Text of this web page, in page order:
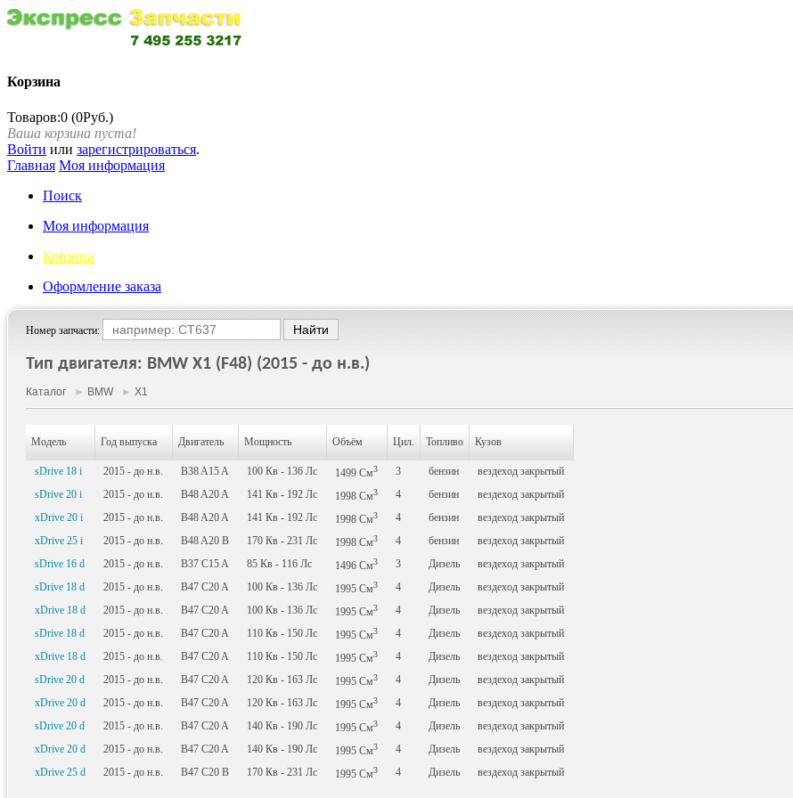
Корзина
Товаров:0 (0Руб.)
Ваша корзина пуста!
Войти или зарегистрироваться.
Главная Моя информация
Поиск
Моя информация
Корзина
Оформление заказа
Номер запчасти:
Тип двигателя: BMW X1 (F48) (2015 - до н.в.)
Каталог ► BMW ► X1
Модель Год выпуска Двигатель Мощность Объём Цил. Топливо Кузов
sDrive 18 i 2015 - до н.в. B38 A15 A 100 Кв - 136 Лс 1499 См3 3 бензин
вездеход закрытый
sDrive 20 i
2015 - до н.в. B48 A20 A 141 Кв - 192 Лс 1998 См3 4 бензин
вездеход закрытый
xDrive 20 i
2015 - до н.в. B48 A20 A 141 Кв - 192 Лс 1998 См3 4 бензин
вездеход закрытый
xDrive 25 i
2015 - до н.в. B48 A20 B 170 Кв - 231 Лс 1998 См3 4 бензин
вездеход закрытый
sDrive 16 d
2015 - до н.в. B37 C15 A 85 Кв - 116 Лс 1496 См3 3 Дизель
вездеход закрытый
sDrive 18 d
2015 - до н.в. B47 C20 A 100 Кв - 136 Лс 1995 См3 4 Дизель
вездеход закрытый
xDrive 18 d
2015 - до н.в. B47 C20 A 100 Кв - 136 Лс 1995 См3 4 Дизель
вездеход закрытый
sDrive 18 d
2015 - до н.в. B47 C20 A 110 Кв - 150 Лс 1995 См3 4 Дизель
вездеход закрытый
xDrive 18 d
2015 - до н.в. B47 C20 A 110 Кв - 150 Лс 1995 См3 4 Дизель
вездеход закрытый
sDrive 20 d
2015 - до н.в. B47 C20 A 120 Кв - 163 Лс 1995 См3 4 Дизель
вездеход закрытый
xDrive 20 d
2015 - до н.в. B47 C20 A 120 Кв - 163 Лс 1995 См3 4 Дизель
вездеход закрытый
sDrive 20 d
2015 - до н.в. B47 C20 A 140 Кв - 190 Лс 1995 См3 4 Дизель
вездеход закрытый
xDrive 20 d
2015 - до н.в. B47 C20 A 140 Кв - 190 Лс 1995 См3 4 Дизель
вездеход закрытый
xDrive 25 d
2015 - до н.в. B47 C20 B 170 Кв - 231 Лс 1995 См3 4 Дизель вездеход закрытый